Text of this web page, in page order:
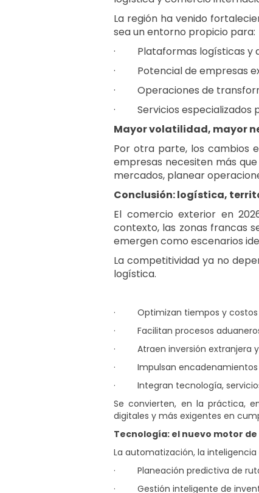
La región ha venido
sea un entorno propicio para:
· Plataformas logísticas y
· Potencial de empresas
· Operaciones de
· Servicios
Mayor volatilidad, mayor
Por otra parte, los cambios
empresas necesiten más
mercados, planear
Conclusión: logística,
El comercio exterior en
contexto, las zonas francas
emergen como escenarios
La competitividad ya no
logística.
· Optimizan tiempos y
· Facilitan procesos
· Atraen inversión extranjera
· Impulsan
· Integran tecnología,
Se convierten, en la práctica,
digitales y más exigentes en
Tecnología: el nuevo motor
La automatización, la
· Planeación predictiva de
· Gestión inteligente de